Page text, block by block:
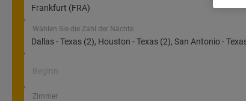
Wählen Sie die Zahl der Nächte
Beginn
Zimmer